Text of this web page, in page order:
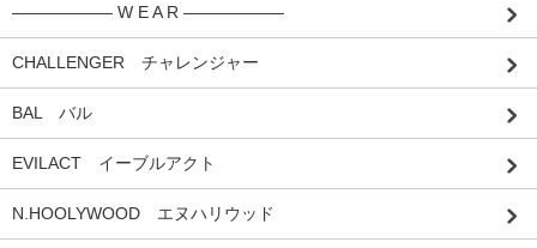
―――――― W E A R ――――――
CHALLENGER チャレンジャー
BAL バル
EVILACT イーブルアクト
N.HOOLYWOOD エヌハリウッド